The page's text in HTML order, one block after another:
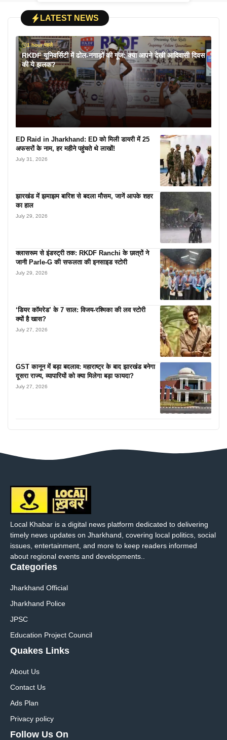
LATEST NEWS
1 hour पहले
RKDF यूनिवर्सिटी में ढोल-नगाड़ों की गूंज: क्या आपने देखी आदिवासी दिवस
की ये झलक?
ED Raid in Jharkhand: ED को मिली डायरी में 25
अफसरों के नाम, हर महीने पहुंचते थे लाखों!
July 31, 2026
झारखंड में झमाझम बारिश से बदला मौसम, जानें आपके शहर
का हाल
July 29, 2026
क्लासरूम से इंडस्ट्री तक: RKDF Ranchi के छात्रों ने
जानी Parle-G की सफलता की इनसाइड स्टोरी
July 29, 2026
‘डियर कॉमरेड’ के 7 साल: विजय-रश्मिका की लव स्टोरी
क्यों है खास?
July 27, 2026
GST कानून में बड़ा बदलाव: महाराष्ट्र के बाद झारखंड बनेगा
दूसरा राज्य, व्यापारियों को क्या मिलेगा बड़ा फायदा?
July 27, 2026
Local Khabar is a digital news platform dedicated to delivering
timely news updates on Jharkhand, covering local politics, social
issues, entertainment, and more to keep readers informed
about regional events and developments..
Categories
Jharkhand Official
Jharkhand Police
JPSC
Education Project Council
Quakes Links
About Us
Contact Us
Ads Plan
Privacy policy
Follow Us On